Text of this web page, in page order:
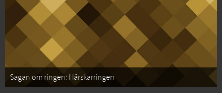
Sagan om ringen: Härskarringen